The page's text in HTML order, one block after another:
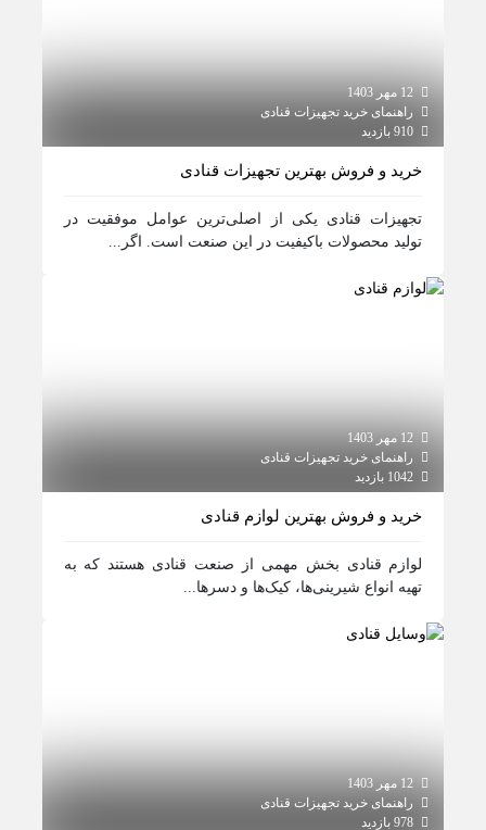
12 مهر 1403
راهنمای خرید تجهیزات قنادی
910 بازدید
خرید و فروش بهترین تجهیزات قنادی
تجهیزات قنادی یکی از اصلی‌ترین عوامل موفقیت در
تولید محصولات باکیفیت در این صنعت است. اگر...
12 مهر 1403
راهنمای خرید تجهیزات قنادی
1042 بازدید
خرید و فروش بهترین لوازم قنادی
لوازم قنادی بخش مهمی از صنعت قنادی هستند که به
تهیه انواع شیرینی‌ها، کیک‌ها و دسرها...
12 مهر 1403
راهنمای خرید تجهیزات قنادی
978 بازدید